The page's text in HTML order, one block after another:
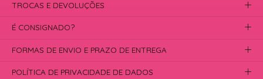
TROCAS E DEVOLUÇÕES
É CONSIGNADO?
FORMAS DE ENVIO E PRAZO DE ENTREGA
POLÍTICA DE PRIVACIDADE DE DADOS